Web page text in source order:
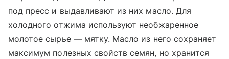
под пресс и выдавливают из них масло. Для
холодного отжима используют необжаренное
молотое сырье — мятку. Масло из него сохраняет
максимум полезных свойств семян, но хранится